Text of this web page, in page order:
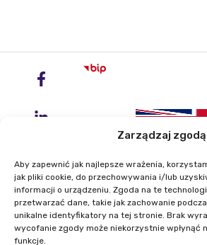
Zarządzaj zgodą
Aby zapewnić jak najlepsze wrażenia,
jak pliki cookie, do przechowywania i/lub
informacji o urządzeniu. Zgoda na te
przetwarzać dane, takie jak zachowanie
unikalne identyfikatory na tej stronie. Brak
wycofanie zgody może niekorzystnie wpłynąć
funkcje.
Instytut
ul. Zygmunta